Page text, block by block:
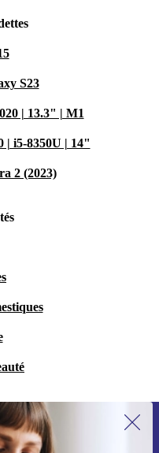
S23
| 13.3" | M1
| i5-8350U | 14"
2 (2023)
infos de refurbed